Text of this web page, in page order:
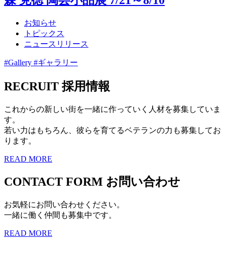
お知らせ
トピックス
ニュースリリース
#Gallery #ギャラリー
RECRUIT 採用情報
これからの新しい街を一緒に作っていく人材を募集していま
す。
若い力はもちろん、彼らを育てるベテランの力も募集してお
ります。
READ MORE
CONTACT FORM お問い合わせ
お気軽にお問い合わせください。
一緒に働く仲間も募集中です。
READ MORE